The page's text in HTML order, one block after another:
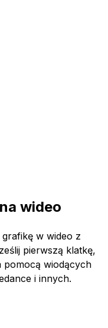
wideo
w wideo z
pierwszą klatkę,
pomocą wiodących
i innych.